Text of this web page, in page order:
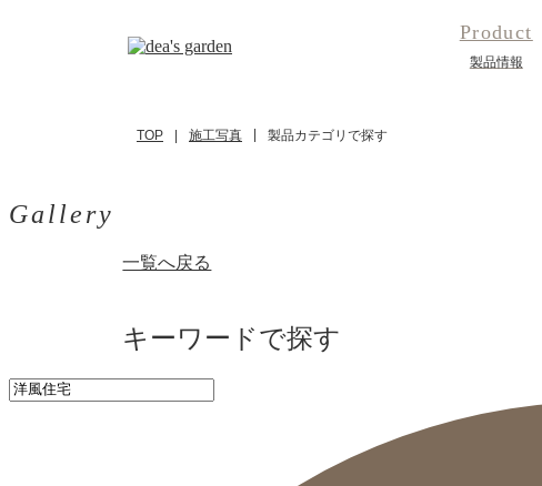
Product
製品情報
TOP 施工写真 製品カテゴリで探す
Gallery
一覧へ戻る
キーワードで探す